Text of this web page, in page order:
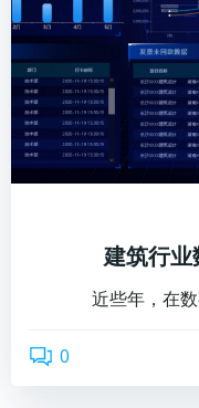
建筑行
近些年，在
0